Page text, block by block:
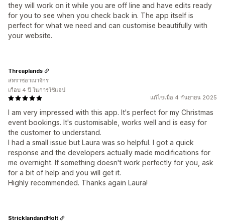
they will work on it while you are off line and have edits ready
for you to see when you check back in. The app itself is
perfect for what we need and can customise beautifully with
your website.
แก้ไขเมื่อ 4 กันยายน 2025
I am very impressed with this app. It's perfect for my Christmas
event bookings. It's customisable, works well and is easy for
the customer to understand.
I had a small issue but Laura was so helpful. I got a quick
response and the developers actually made modifications for
me overnight. If something doesn't work perfectly for you, ask
for a bit of help and you will get it.
Highly recommended. Thanks again Laura!
Threaplands
สหราชอาณาจักร
เกือบ 4 ปี ในการใช้แอป
StricklandandHolt